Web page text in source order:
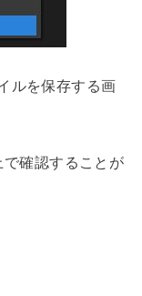
ルを保存する画
確認することが